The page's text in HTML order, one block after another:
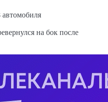
на бок после